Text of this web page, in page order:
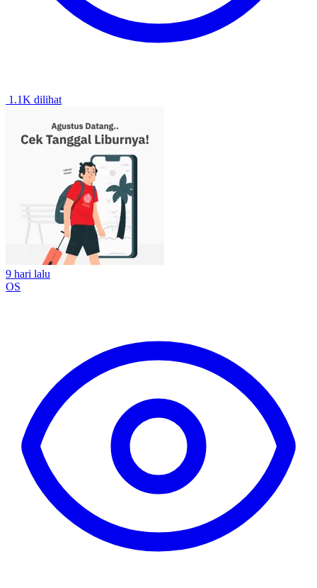
1.1K dilihat
9 hari lalu
OS